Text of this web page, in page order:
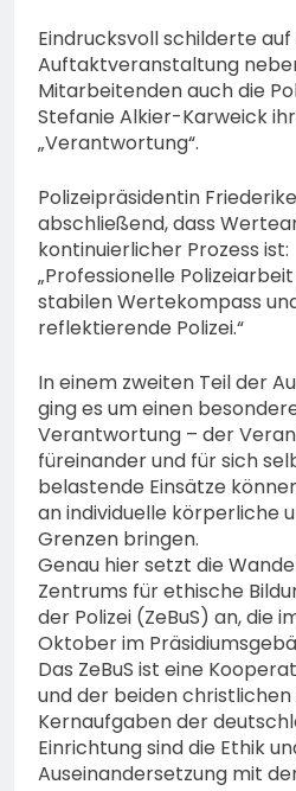
Eindrucksvoll schilderte
Auftaktveranstaltung
Mitarbeitenden auch die
Stefanie Alkier-Karweick
„Verantwortung“.
Polizeipräsidentin
abschließend, dass
kontinuierlicher Prozess ist:
„Professionelle
stabilen Wertekompass
reflektierende Polizei.“
In einem zweiten Teil der
ging es um einen
Verantwortung – der
füreinander und für sich
belastende Einsätze
an individuelle körperliche
Grenzen bringen.
Genau hier setzt die
Zentrums für ethische
der Polizei (ZeBuS) an, die
Oktober im
Das ZeBuS ist eine
und der beiden christlichen
Kernaufgaben der
Einrichtung sind die Ethik
Auseinandersetzung mit